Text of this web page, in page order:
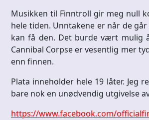
Musikken til Finntroll gir meg null
hele tiden. Unntakene er når de
kan få den. Det burde vært mulig
Cannibal Corpse er vesentlig mer
enn finnen.
Plata inneholder hele 19 låter.
bare nok en unødvendig utgivelse
https://www.facebook.com/